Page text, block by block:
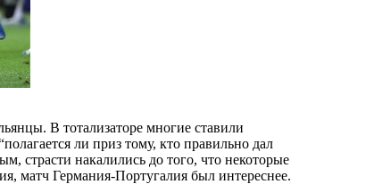
В тотализаторе многие ставили
ли приз тому, кто правильно дал
страсти накалились до того, что некоторые
матч Германия-Португалия был интереснее.